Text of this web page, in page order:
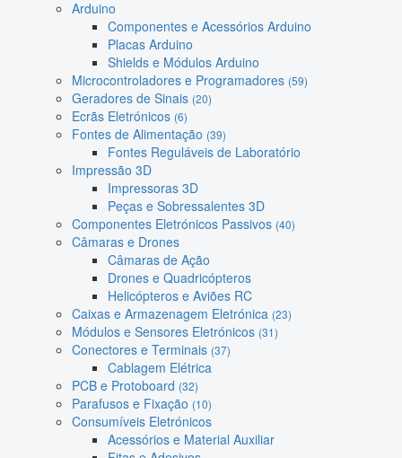
Arduino
Componentes e Acessórios Arduino
Placas Arduino
Shields e Módulos Arduino
Microcontroladores e Programadores (59)
Geradores de Sinais (20)
Ecrãs Eletrónicos (6)
Fontes de Alimentação (39)
Fontes Reguláveis de Laboratório
Impressão 3D
Impressoras 3D
Peças e Sobressalentes 3D
Componentes Eletrónicos Passivos (40)
Câmaras e Drones
Câmaras de Ação
Drones e Quadricópteros
Helicópteros e Aviões RC
Caixas e Armazenagem Eletrónica (23)
Módulos e Sensores Eletrónicos (31)
Conectores e Terminais (37)
Cablagem Elétrica
PCB e Protoboard (32)
Parafusos e Fixação (10)
Consumíveis Eletrónicos
Acessórios e Material Auxiliar